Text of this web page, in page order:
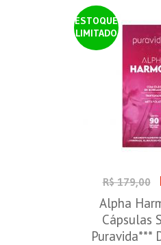
ESTOQUE
LIMITADO
R$ 179,00
Alpha
Cápsulas
Puravida***